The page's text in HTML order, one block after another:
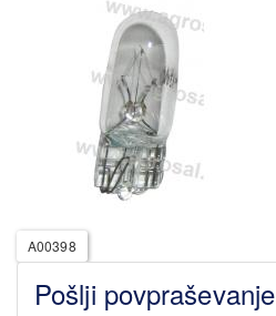
A00398
Pošlji povpraševanje